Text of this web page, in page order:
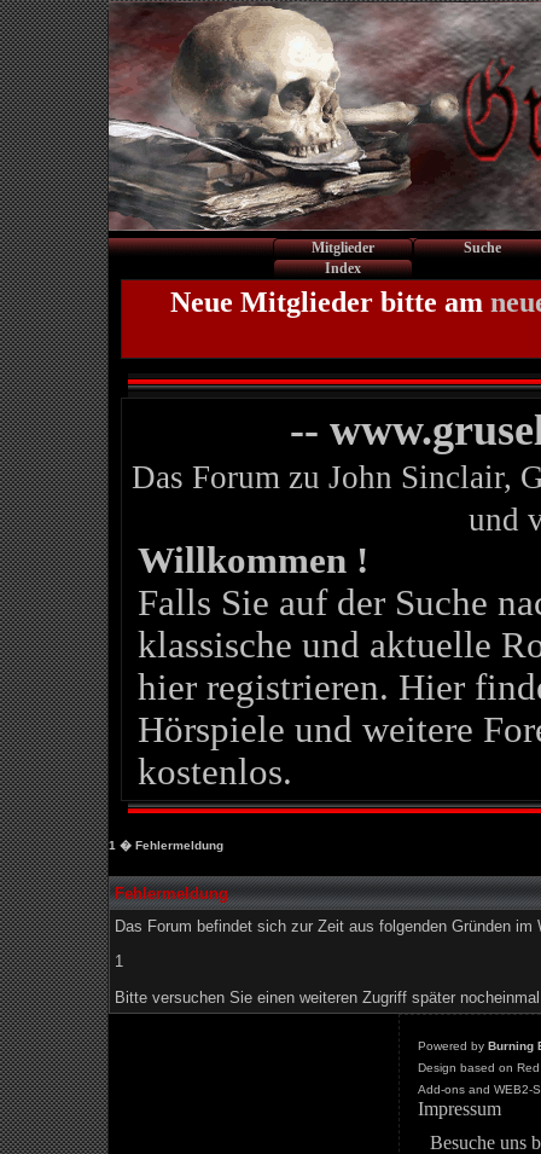
Mitglieder
Suche
Index
Neue Mitglieder bitte am
--
Das Forum zu John Sinclair,
und
Willkommen !
Falls Sie auf der Suche
klassische und aktuelle
hier registrieren. Hier
Hörspiele und weitere
kostenlos.
1 � Fehlermeldung
Fehlermeldung
Das Forum befindet sich zur Zeit aus folgenden Gründen im
1
Bitte versuchen Sie einen weiteren Zugriff später
Powered by Burning
Design based on
Add-ons and WEB2-
Impressum
Besuche uns